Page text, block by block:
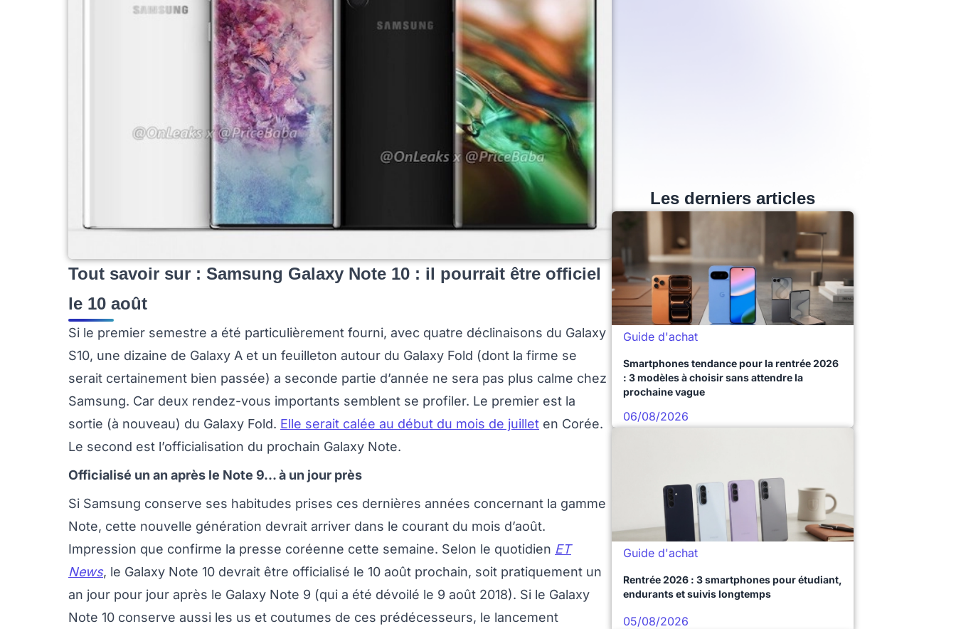
Tout savoir sur : Samsung Galaxy Note 10 : il pourrait être officiel
le 10 août
Si le premier semestre a été particulièrement fourni, avec quatre déclinaisons du Galaxy
S10, une dizaine de Galaxy A et un feuilleton autour du Galaxy Fold (dont la firme se
serait certainement bien passée) a seconde partie d’année ne sera pas plus calme chez
Samsung. Car deux rendez-vous importants semblent se profiler. Le premier est la
sortie (à nouveau) du Galaxy Fold. Elle serait calée au début du mois de juillet en Corée.
Le second est l’officialisation du prochain Galaxy Note.
Officialisé un an après le Note 9... à un jour près
Si Samsung conserve ses habitudes prises ces dernières années concernant la gamme
Note, cette nouvelle génération devrait arriver dans le courant du mois d’août.
Impression que confirme la presse coréenne cette semaine. Selon le quotidien ET
News, le Galaxy Note 10 devrait être officialisé le 10 août prochain, soit pratiquement un
an jour pour jour après le Galaxy Note 9 (qui a été dévoilé le 9 août 2018). Si le Galaxy
Note 10 conserve aussi les us et coutumes de ces prédécesseurs, le lancement
Les derniers articles
Guide d'achat
Smartphones tendance pour la rentrée 2026
: 3 modèles à choisir sans attendre la
prochaine vague
06/08/2026
Guide d'achat
Rentrée 2026 : 3 smartphones pour étudiant,
endurants et suivis longtemps
05/08/2026